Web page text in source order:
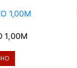
1,00M